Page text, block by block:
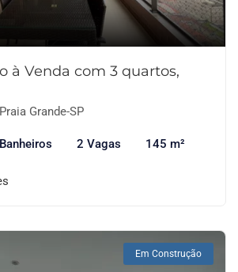
à Venda com 3 quartos,
Grande-SP
2 Vagas 145 m²
Em Construção